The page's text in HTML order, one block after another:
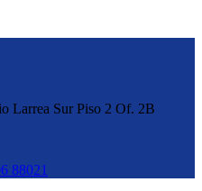
Larrea Sur Piso 2 Of. 2B
88021